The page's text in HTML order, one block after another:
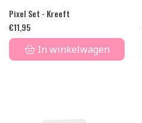
Pixel Set - Kreeft
€11,95
In winkelwagen